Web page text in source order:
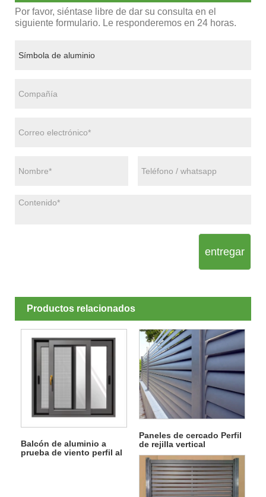
Por favor, siéntase libre de dar su consulta en el
siguiente formulario. Le responderemos en 24 horas.
entregar
Productos relacionados
Balcón de aluminio a
prueba de viento perfil al
Paneles de cercado Perfil
de rejilla vertical